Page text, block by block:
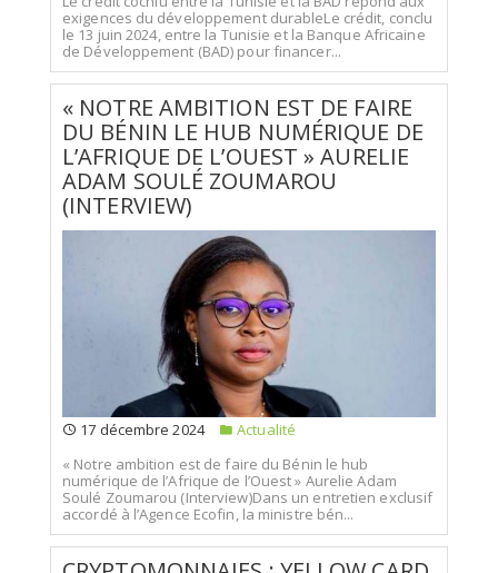
exigences du développement durableLe crédit, conclu
le 13 juin 2024, entre la Tunisie et la Banque Africaine
de Développement (BAD) pour financer...
« NOTRE AMBITION EST DE FAIRE
DU BÉNIN LE HUB NUMÉRIQUE DE
L’AFRIQUE DE L’OUEST » AURELIE
ADAM SOULÉ ZOUMAROU
(INTERVIEW)
17 décembre 2024
Actualité
« Notre ambition est de faire du Bénin le hub
numérique de l’Afrique de l’Ouest » Aurelie Adam
Soulé Zoumarou (Interview)Dans un entretien exclusif
accordé à l’Agence Ecofin, la ministre bén...